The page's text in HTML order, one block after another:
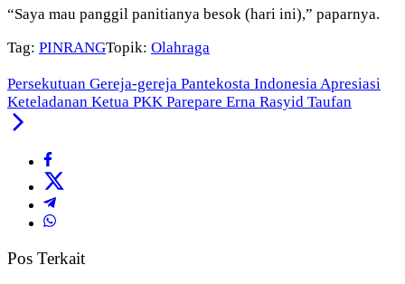
“Saya mau panggil panitianya besok (hari ini),” paparnya.
Tag: PINRANGTopik: Olahraga
Persekutuan Gereja-gereja Pantekosta Indonesia Apresiasi
Keteladanan Ketua PKK Parepare Erna Rasyid Taufan
Pos Terkait